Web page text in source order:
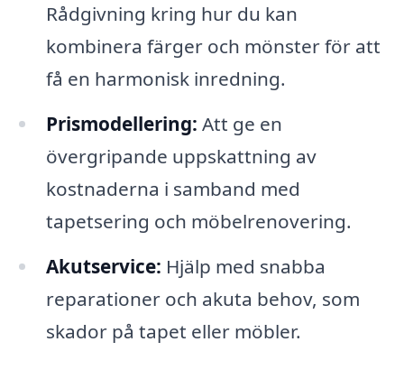
Rådgivning kring hur du kan
kombinera färger och mönster för att
få en harmonisk inredning.
Prismodellering: Att ge en
övergripande uppskattning av
kostnaderna i samband med
tapetsering och möbelrenovering.
Akutservice: Hjälp med snabba
reparationer och akuta behov, som
skador på tapet eller möbler.